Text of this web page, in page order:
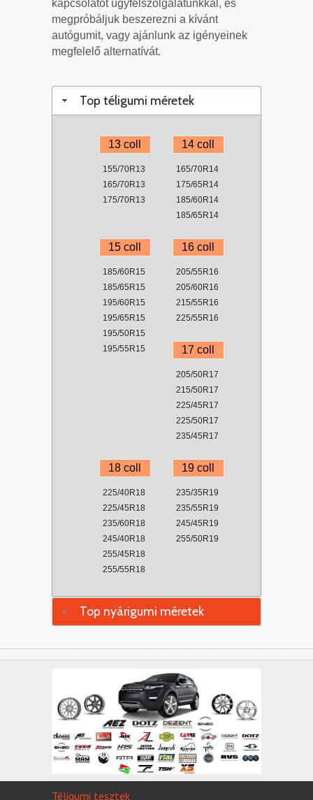
kapcsolatot ügyfélszolgálatunkkal, és
megpróbáljuk beszerezni a kívánt
autógumit, vagy ajánlunk az igényeinek
megfelelő alternatívát.
Top téligumi méretek
13 coll
155/70R13
165/70R13
175/70R13
14 coll
165/70R14
175/65R14
185/60R14
185/65R14
15 coll
185/60R15
185/65R15
195/60R15
195/65R15
195/50R15
195/55R15
16 coll
205/55R16
205/60R16
215/55R16
225/55R16
17 coll
205/50R17
215/50R17
225/45R17
225/50R17
235/45R17
18 coll
225/40R18
225/45R18
235/60R18
245/40R18
255/45R18
255/55R18
19 coll
235/35R19
235/55R19
245/45R19
255/50R19
Top nyárigumi méretek
Téligumi tesztek